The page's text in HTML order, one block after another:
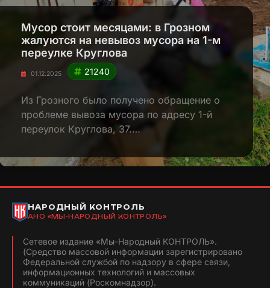
Мусор стоит месяцами: в Грозном
жалуются на невывоз мусора на 1-м
переулке Круглова
01.12.2025 21240
Из Грозного было получено обращение о
проблеме вывоза мусора по адресу 1-й
переулок Круглова, 37.…
НАРОДНЫЙ КОНТРОЛЬ
АНО «МЫ-НАРОДНЫЙ КОНТРОЛЬ»
Сетевое издание «Мы-Народный КОНТРОЛЬ».
(Средство массовой информации зарегистрировано
Федеральной службой по надзору в сфере связи,
информационных технологий и массовых
коммуникаций (Роскомнадзор).